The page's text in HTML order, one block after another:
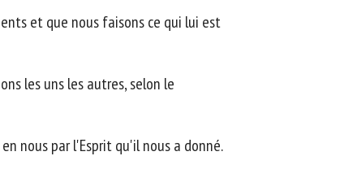
et que nous faisons ce qui lui est
les uns les autres, selon le
nous par l'Esprit qu'il nous a donné.